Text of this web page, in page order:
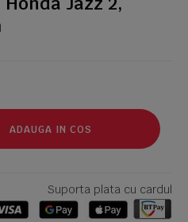
ADAUGA IN COS
Suporta plata cu cardul